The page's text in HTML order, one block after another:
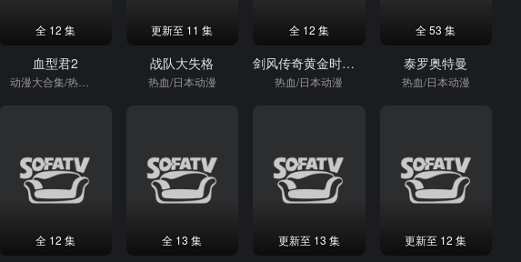
全 12 集
血型君2
更新至 11 集
战队大失格
热血/日本动漫
全 12 集
剑风传奇黄金时代篇2：多尔多雷攻略
热血/日本动漫
全 53 集
泰罗奥特曼
热血/日本动漫
全 12 集 全 13 集 更新至 13 集 更新至 12 集